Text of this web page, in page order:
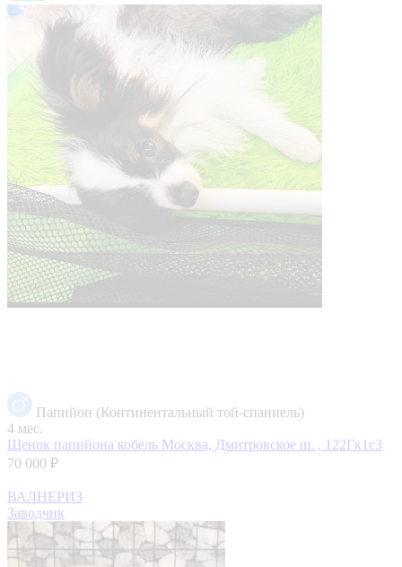
Папийон (Континентальный той-спаниель)
4 мес.
Щенок папийона кобель Москва, Дмитровское ш. , 122Гк1с3
70 000 ₽
ВАЛНЕРИЗ
Заводчик